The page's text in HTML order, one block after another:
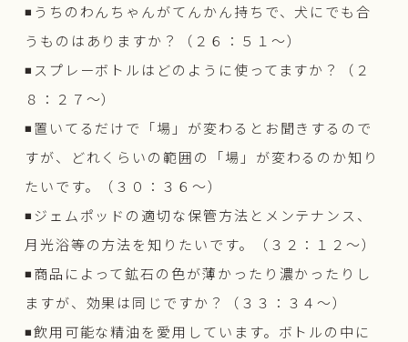
◾️うちのわんちゃんがてんかん持ちで、犬にでも合
うものはありますか？（２６：５１〜）
◾️スプレーボトルはどのように使ってますか？（２
８：２７〜）
◾️置いてるだけで「場」が変わるとお聞きするので
すが、どれくらいの範囲の「場」が変わるのか知り
たいです。（３０：３６〜）
◾️ジェムポッドの適切な保管方法とメンテナンス、
月光浴等の方法を知りたいです。（３２：１２〜）
◾️商品によって鉱石の色が薄かったり濃かったりし
ますが、効果は同じですか？（３３：３４〜）
◾️飲用可能な精油を愛用しています。ボトルの中に